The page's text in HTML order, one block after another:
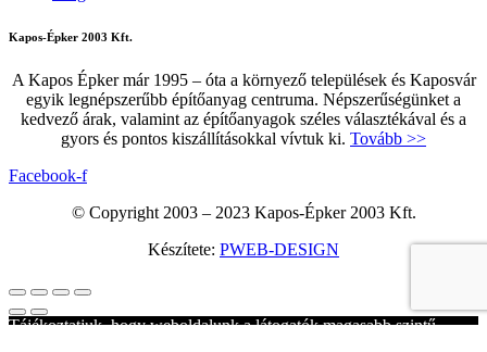
Kapos-Épker 2003 Kft.
A Kapos Épker már 1995 – óta a környező települések és Kaposvár
egyik legnépszerűbb építőanyag centruma. Népszerűségünket a
kedvező árak, valamint az építőanyagok széles választékával és a
gyors és pontos kiszállításokkal vívtuk ki. Tovább >>
Facebook-f
© Copyright 2003 – 2023 Kapos-Épker 2003 Kft.
Készítete: PWEB-DESIGN
Tájékoztatjuk, hogy weboldalunk a látogatók magasabb szintű